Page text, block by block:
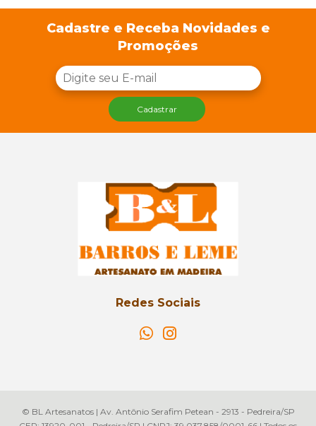
Cadastre e Receba Novidades e
Promoções
Cadastrar
Redes Sociais
© BL Artesanatos | Av. Antônio Serafim Petean - 2913 - Pedreira/SP